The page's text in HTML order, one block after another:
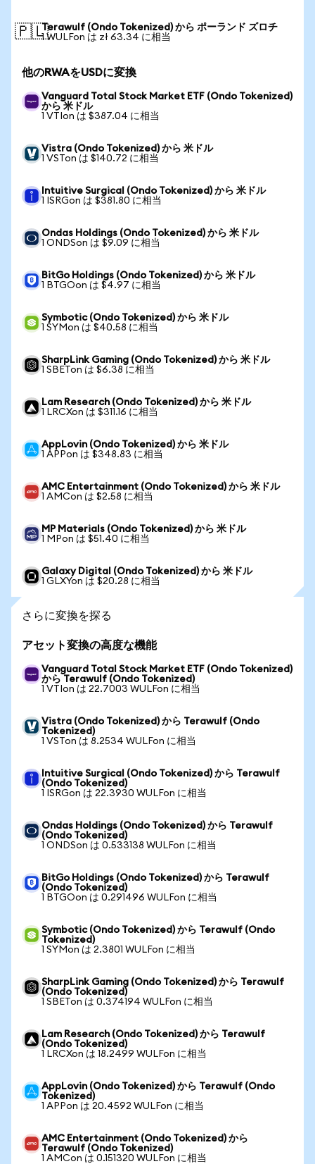
🇵🇱Terawulf (Ondo Tokenized) から ポーランド ズロチ
1 WULFon は zł 63.34 に相当
他のRWAをUSDに変換
Vanguard Total Stock Market ETF (Ondo Tokenized)
から 米ドル
1 VTIon は $387.04 に相当
Vistra (Ondo Tokenized) から 米ドル
1 VSTon は $140.72 に相当
Intuitive Surgical (Ondo Tokenized) から 米ドル
1 ISRGon は $381.80 に相当
Ondas Holdings (Ondo Tokenized) から 米ドル
1 ONDSon は $9.09 に相当
BitGo Holdings (Ondo Tokenized) から 米ドル
1 BTGOon は $4.97 に相当
Symbotic (Ondo Tokenized) から 米ドル
1 SYMon は $40.58 に相当
SharpLink Gaming (Ondo Tokenized) から 米ドル
1 SBETon は $6.38 に相当
Lam Research (Ondo Tokenized) から 米ドル
1 LRCXon は $311.16 に相当
AppLovin (Ondo Tokenized) から 米ドル
1 APPon は $348.83 に相当
AMC Entertainment (Ondo Tokenized) から 米ドル
1 AMCon は $2.58 に相当
MP Materials (Ondo Tokenized) から 米ドル
1 MPon は $51.40 に相当
Galaxy Digital (Ondo Tokenized) から 米ドル
1 GLXYon は $20.28 に相当
さらに変換を探る
アセット変換の高度な機能
Vanguard Total Stock Market ETF (Ondo Tokenized)
から Terawulf (Ondo Tokenized)
1 VTIon は 22.7003 WULFon に相当
Vistra (Ondo Tokenized) から Terawulf (Ondo
Tokenized)
1 VSTon は 8.2534 WULFon に相当
Intuitive Surgical (Ondo Tokenized) から Terawulf
(Ondo Tokenized)
1 ISRGon は 22.3930 WULFon に相当
Ondas Holdings (Ondo Tokenized) から Terawulf
(Ondo Tokenized)
1 ONDSon は 0.533138 WULFon に相当
BitGo Holdings (Ondo Tokenized) から Terawulf
(Ondo Tokenized)
1 BTGOon は 0.291496 WULFon に相当
Symbotic (Ondo Tokenized) から Terawulf (Ondo
Tokenized)
1 SYMon は 2.3801 WULFon に相当
SharpLink Gaming (Ondo Tokenized) から Terawulf
(Ondo Tokenized)
1 SBETon は 0.374194 WULFon に相当
Lam Research (Ondo Tokenized) から Terawulf
(Ondo Tokenized)
1 LRCXon は 18.2499 WULFon に相当
AppLovin (Ondo Tokenized) から Terawulf (Ondo
Tokenized)
1 APPon は 20.4592 WULFon に相当
AMC Entertainment (Ondo Tokenized) から
Terawulf (Ondo Tokenized)
1 AMCon は 0.151320 WULFon に相当